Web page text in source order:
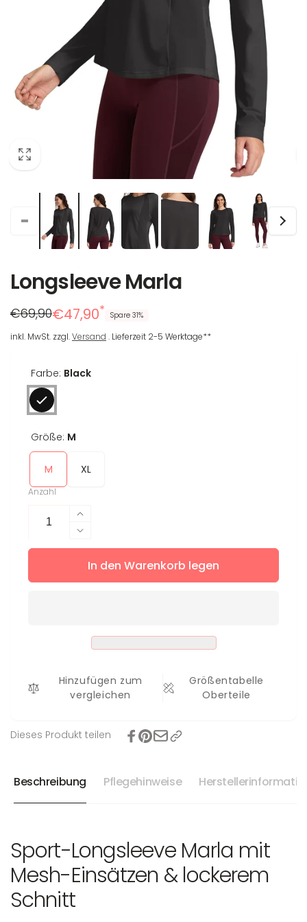
Longsleeve Marla
Regulärer
Preis
€69,90
Reduzierter
Preis
€47,90* Spare 31%
inkl. MwSt. zzgl.Versand . Lieferzeit 2-5 Werktage**
Farbe: Black
Größe: M
M XL
Anzahl
Erhöhe
die
Menge
für
Verringere
die
Menge
für
In den Warenkorb legen
Hinzufügen zum
vergleichen
Größentabelle
Oberteile
Dieses Produkt teilen
Beschreibung Pflegehinweise
Sport-Longsleeve Marla mit
Mesh-Einsätzen & lockerem
Schnitt